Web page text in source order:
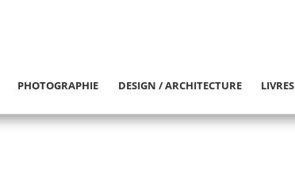
PHOTOGRAPHIE DESIGN / ARCHITECTURE LIVRES